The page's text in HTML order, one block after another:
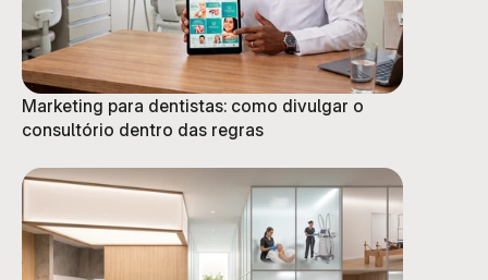
Marketing para dentistas: como divulgar o
consultório dentro das regras